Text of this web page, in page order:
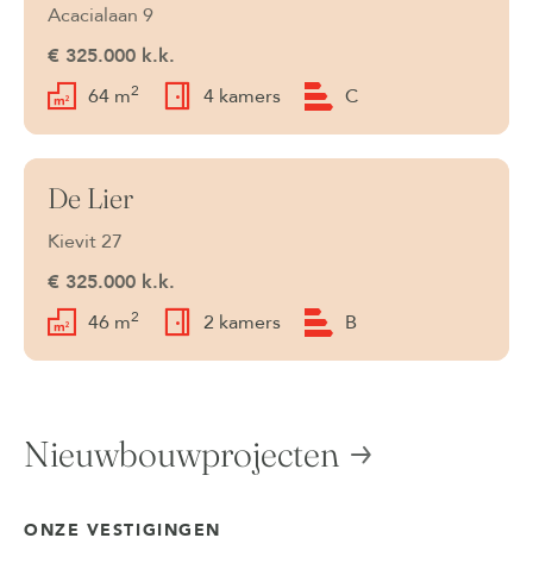
Acacialaan 9
€ 325.000 k.k.
64 m2 4 kamers C
Verkocht onder voorbehoud
De Lier
Kievit 27
€ 325.000 k.k.
46 m2 2 kamers B
Nieuwbouwprojecten
ONZE VESTIGINGEN